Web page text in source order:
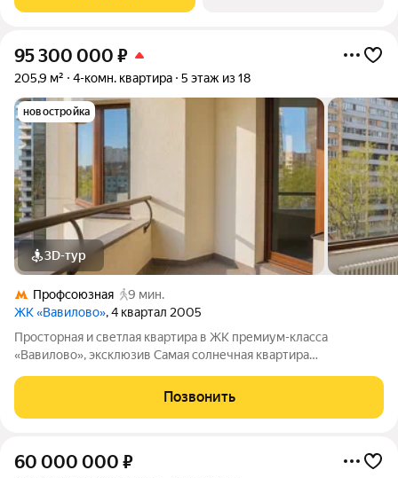
95 300 000 ₽
205,9 м² 4-комн. квартира 5 этаж из 18
новостройка
3D-тур
Профсоюзная
9 мин.
ЖК «Вавилово», 4 квартал 2005
Просторная и светлая квартира в ЖК премиум-класса
«Вавилово», эксклюзив Самая солнечная квартира
освещена в течение всего дня. Планировка включает кухню
площадью 28.3 м, четыре комнаты, три санузла
Позвонить
60 000 000 ₽